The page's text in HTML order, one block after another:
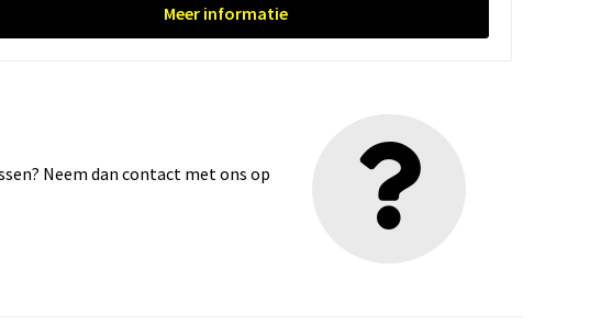
Meer informatie
Neem dan contact met ons op